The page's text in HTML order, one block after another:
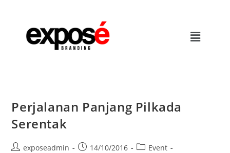
Perjalanan Panjang Pilkada
Serentak
exposeadmin 14/10/2016
Event